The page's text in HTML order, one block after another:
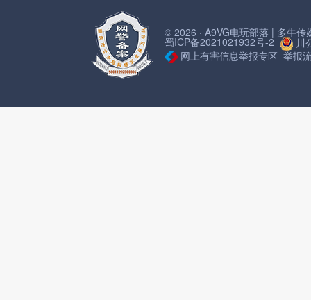
© 2026 · A9VG电玩部落 | 多牛传
蜀ICP备2021021932号-2
川
网上有害信息举报专区 举报